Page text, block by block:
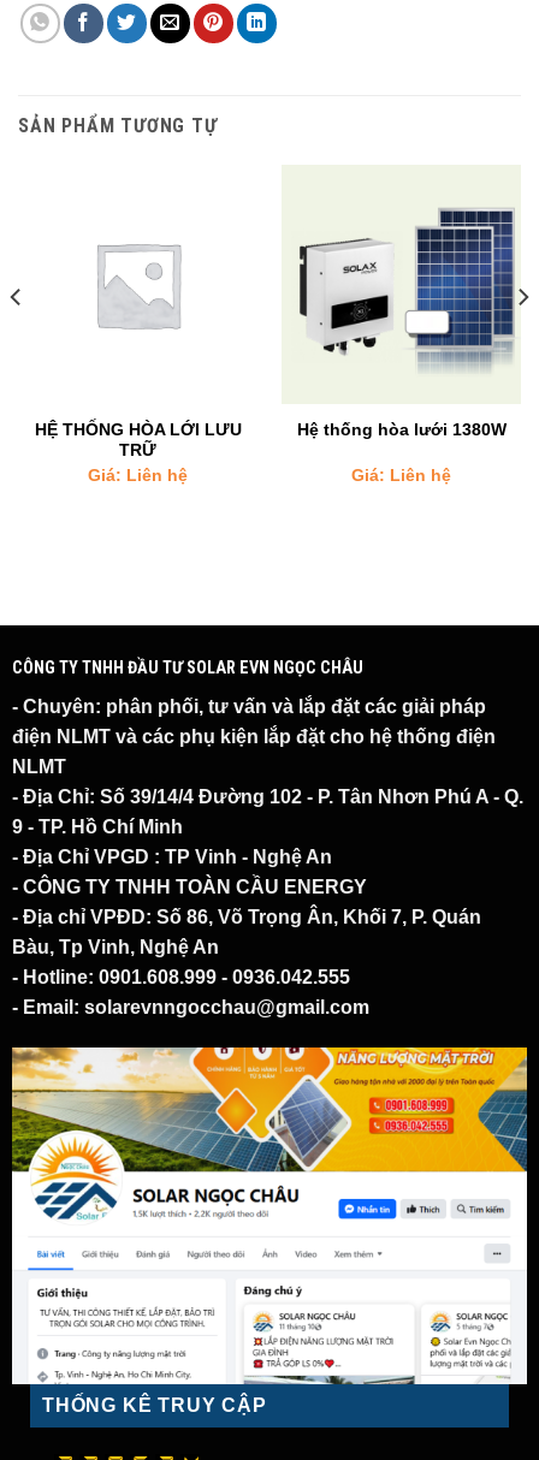
SẢN PHẨM TƯƠNG TỰ
HỆ THỐNG HÒA LỚI LƯU
TRỮ
Giá: Liên hệ
Hệ thống hòa lưới 1380W
Giá: Liên hệ
CÔNG TY TNHH ĐẦU TƯ SOLAR EVN NGỌC CHÂU
- Chuyên: phân phối, tư vấn và lắp đặt các giải pháp
điện NLMT và các phụ kiện lắp đặt cho hệ thống điện
NLMT
- Địa Chỉ: Số 39/14/4 Đường 102 - P. Tân Nhơn Phú A - Q.
9 - TP. Hồ Chí Minh
- Địa Chỉ VPGD : TP Vinh - Nghệ An
- CÔNG TY TNHH TOÀN CẦU ENERGY
- Địa chỉ VPĐD: Số 86, Võ Trọng Ân, Khối 7, P. Quán
Bàu, Tp Vinh, Nghệ An
- Hotline: 0901.608.999 - 0936.042.555
- Email : solarevnngocchau@gmail.com
THỐNG KÊ TRUY CẬP